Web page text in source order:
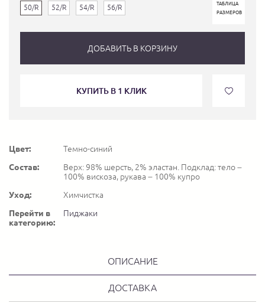
50/R 52/R 54/R 56/R
ТАБЛИЦА
РАЗМЕРОВ
ДОБАВИТЬ В КОРЗИНУ
КУПИТЬ В 1 КЛИК
Цвет:
Темно-синий
Состав:
Верх: 98% шерсть, 2% эластан. Подклад: тело –
100% вискоза, рукава – 100% купро
Уход:
Химчистка
Перейти в
категорию:
Пиджаки
ОПИСАНИЕ
ДОСТАВКА